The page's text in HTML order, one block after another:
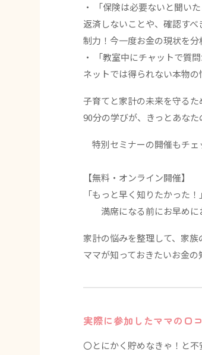
・ 「保険は必要ないと聞い
返済しないことや、確認す
制力！今一度お金の現状を分
・ 「教室中にチャットで質
ネットでは得られない本物の
子育てと家計の未来を守る
90分の学びが、きっとあな
特別セミナーの開催もチェ
【無料・オンライン開催】
「もっと早く知りたかった
満席になる前にお早めに
家計の悩みを整理して、家族
ママが知っておきたいお金
実際に参加したママの口
〇とにかく貯めなきゃ！と